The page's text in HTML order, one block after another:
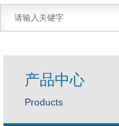
产品中心
Products